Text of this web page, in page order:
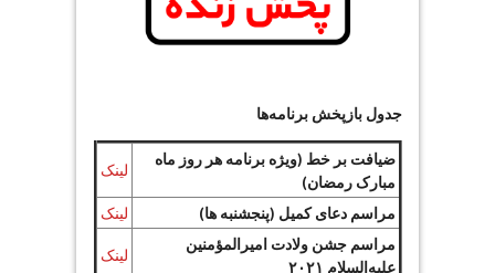
جدول بازپخش برنامه‌ها
ضیافت بر خط (ویژه برنامه هر روز ماه
مبارک رمضان)
لینک
مراسم دعای کمیل (پنجشنبه ها)
لینک
مراسم جشن ولادت امیرالمؤمنین
علیه‌السلام ۲۰۲۱
لینک